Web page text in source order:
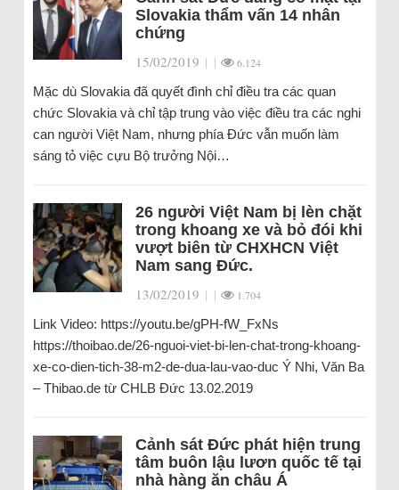
Slovakia thẩm vấn 14 nhân
chứng
15/02/2019 | | 6.124
Mặc dù Slovakia đã quyết đình chỉ điều tra các quan
chức Slovakia và chỉ tập trung vào việc điều tra các nghi
can người Việt Nam, nhưng phía Đức vẫn muốn làm
sáng tỏ việc cựu Bộ trưởng Nội…
26 người Việt Nam bị lèn chặt
trong khoang xe và bỏ đói khi
vượt biên từ CHXHCN Việt
Nam sang Đức.
13/02/2019 | | 1.704
Link Video: https://youtu.be/gPH-fW_FxNs
https://thoibao.de/26-nguoi-viet-bi-len-chat-trong-khoang-
xe-co-dien-tich-38-m2-de-dua-lau-vao-duc Ý Nhi, Văn Ba
– Thibao.de từ CHLB Đức 13.02.2019
Cảnh sát Đức phát hiện trung
tâm buôn lậu lươn quốc tế tại
nhà hàng ăn châu Á